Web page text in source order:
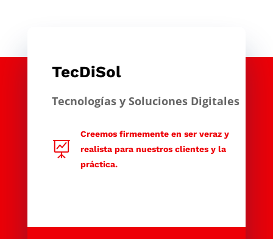
TecDiSol
Tecnologías y Soluciones Digitales

Creemos firmemente en ser veraz y
realista para nuestros clientes y la
práctica.